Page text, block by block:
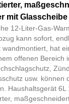
mit
12-Liter-Gas-
kann sofort,
wandmontiert, hat
offenen Bereich
usw. können
Haushaltsgerät 6L